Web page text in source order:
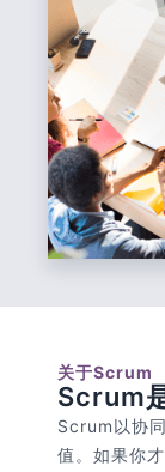
关于Scrum
Scrum
Scrum以协
值。如果你